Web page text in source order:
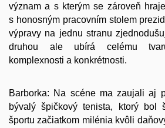
význam a s kterým se zároveň
s honosným pracovním stolem
výpravy na jednu stranu
druhou ale ubírá celému
komplexnosti a konkrétnosti.
Barborka: Na scéne ma zaujali aj
bývalý špičkový tenista, ktorý bol
športu začiatkom milénia kvôli